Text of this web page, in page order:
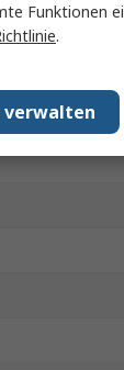
Funktionen
.
verwalten